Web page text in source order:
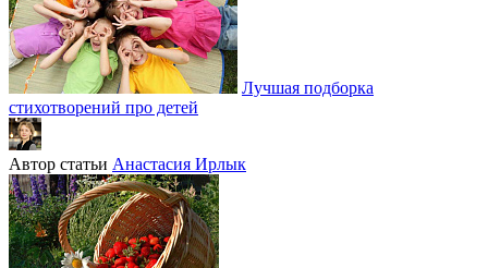
Лучшая подборка
стихотворений про детей
Автор статьи Анастасия Ирлык